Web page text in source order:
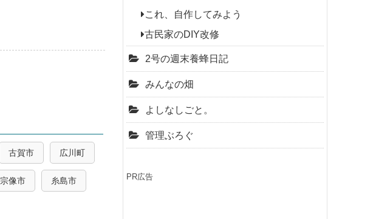
古賀市 広川町
宗像市 糸島市
これ、自作してみよう
古民家のDIY改修
2号の週末養蜂日記
みんなの畑
よしなしごと。
管理ぶろぐ
PR広告